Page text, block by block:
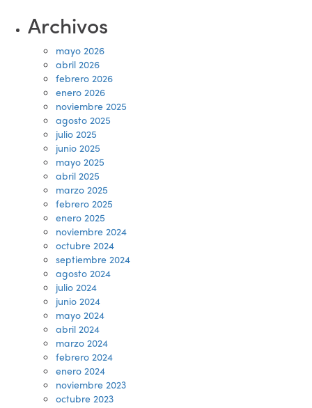
Archivos
mayo 2026
abril 2026
febrero 2026
enero 2026
noviembre 2025
agosto 2025
julio 2025
junio 2025
mayo 2025
abril 2025
marzo 2025
febrero 2025
enero 2025
noviembre 2024
octubre 2024
septiembre 2024
agosto 2024
julio 2024
junio 2024
mayo 2024
abril 2024
marzo 2024
febrero 2024
enero 2024
noviembre 2023
octubre 2023